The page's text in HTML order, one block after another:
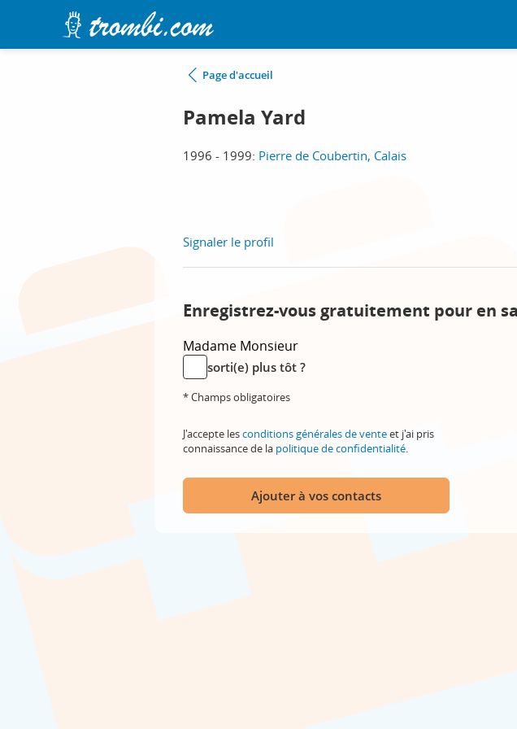
Page d'accueil
Pamela Yard
1996 - 1999: Pierre de Coubertin, Calais
Signaler le profil
Enregistrez-vous gratuitement pour en
Madame Monsieur
sorti(e) plus tôt ?
* Champs obligatoires
J'accepte lesconditions générales de venteet j'ai pris
connaissance de la politique de confidentialité.
Ajouter à vos contacts